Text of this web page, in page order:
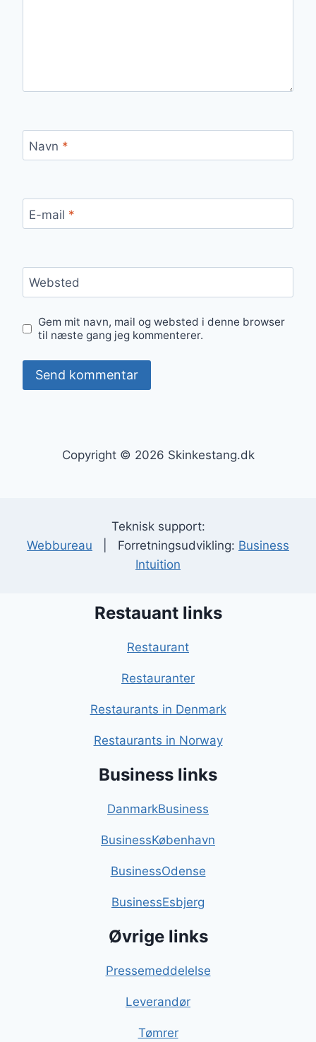
Navn *
E-mail *
Websted
Gem mit navn, mail og websted i denne browser
til næste gang jeg kommenterer.
Copyright © 2026 Skinkestang.dk
Teknisk support:
Webbureau | Forretningsudvikling: Business
Intuition
Restauant links
Restaurant
Restauranter
Restaurants in Denmark
Restaurants in Norway
Business links
DanmarkBusiness
BusinessKøbenhavn
BusinessOdense
BusinessEsbjerg
Øvrige links
Pressemeddelelse
Leverandør
Tømrer